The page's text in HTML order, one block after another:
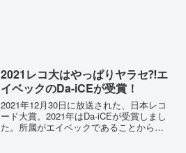
2021レコ大はやっぱりヤラセ⁈エ
イベックのDa-iCEが受賞！
2021年12月30日に放送された、日本レコ
ード大賞。2021年はDa-iCEが受賞しまし
た。所属がエイベックであることから、